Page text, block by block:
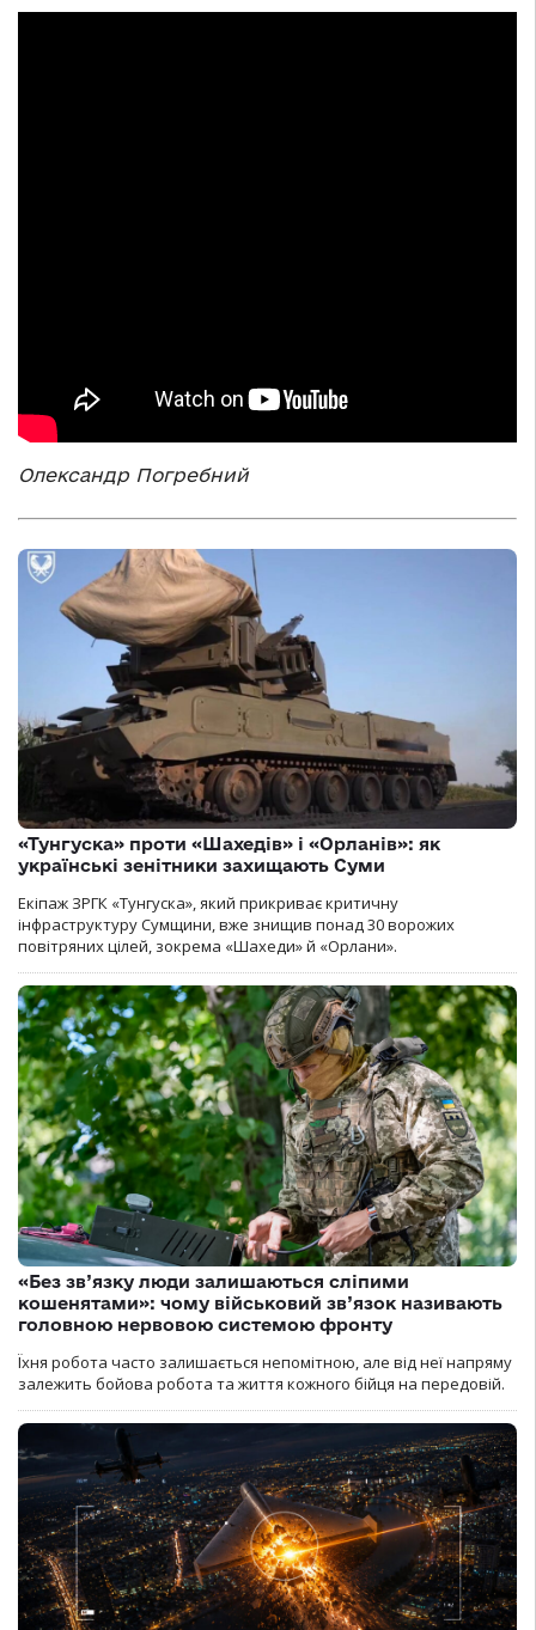
Олександр Погребний
«Тунгуска» проти «Шахедів» і «Орланів»: як
українські зенітники захищають Суми
Екіпаж ЗРГК «Тунгуска», який прикриває критичну
інфраструктуру Сумщини, вже знищив понад 30 ворожих
повітряних цілей, зокрема «Шахеди» й «Орлани».
«Без зв’язку люди залишаються сліпими
кошенятами»: чому військовий зв’язок називають
головною нервовою системою фронту
Їхня робота часто залишається непомітною, але від неї напряму
залежить бойова робота та життя кожного бійця на передовій.